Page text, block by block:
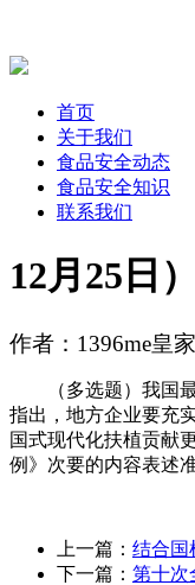
首页
关于我们
食品安全动态
食品安全知识
联系我们
12月25日
作者：1396me皇
（多选题）我国最
指出，地方企业要充
国式现代化扶植贡献
例》次要的内容表述
上一篇： 结合国
下一篇： 第十次